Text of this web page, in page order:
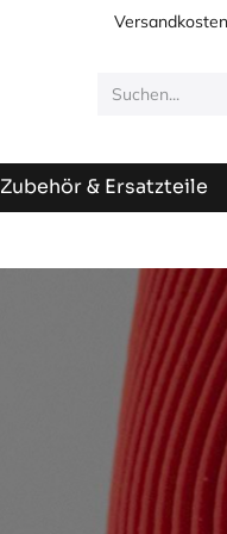
Zubehör & Ersatzteile